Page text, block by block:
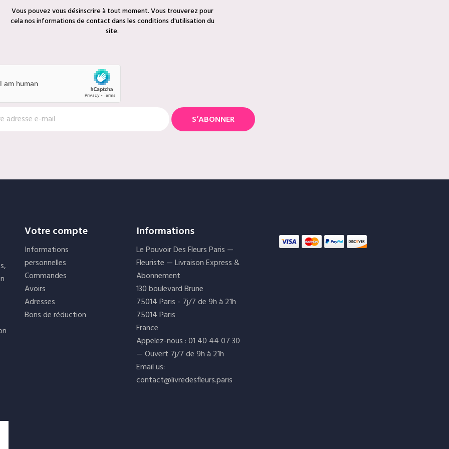
Vous pouvez vous désinscrire à tout moment. Vous trouverez pour
cela nos informations de contact dans les conditions d'utilisation du
site.
Votre compte
Informations
personnelles
Commandes
Avoirs
Adresses
Bons de réduction
Informations
Le Pouvoir Des Fleurs Paris —
Fleuriste — Livraison Express &
Abonnement
130 boulevard Brune
75014 Paris - 7j/7 de 9h à 21h
75014 Paris
France
Appelez-nous :01 40 44 07 30
— Ouvert 7j/7 de 9h à 21h
Email us:
contact@livredesfleurs.paris